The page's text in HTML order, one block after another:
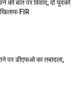
की बात पर विवाद, दो युवकों
FIR
पर डीएफओ का तबादला,